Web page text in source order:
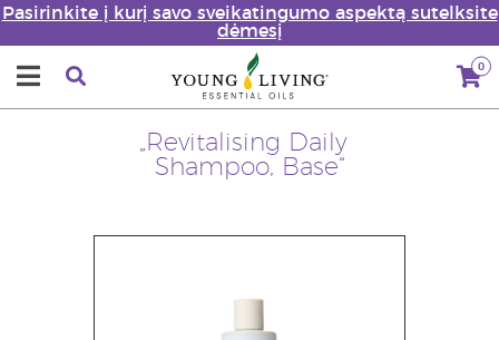
Pasirinkite į kurį savo sveikatingumo aspektą sutelksite
dėmesį
0
„Revitalising Daily
Shampoo, Base“